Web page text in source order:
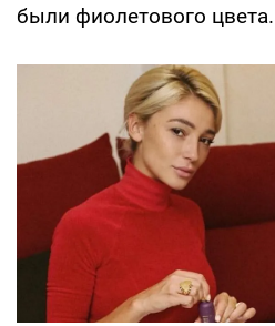
были фиолетового цвета.